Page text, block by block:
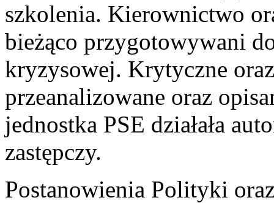
szkolenia. Kierownictwo
bieżąco przygotowywani
kryzysowej. Krytyczne
przeanalizowane oraz
jednostka PSE działała
zastępczy.
Postanowienia Polityki